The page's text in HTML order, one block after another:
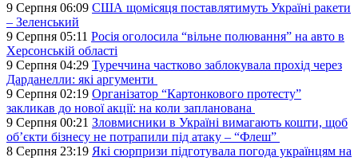
9 Серпня 06:09 США щомісяця поставлятимуть Україні ракети
– Зеленський
9 Серпня 05:11 Росія оголосила “вільне полювання” на авто в
Херсонській області
9 Серпня 04:29 Туреччина частково заблокувала прохід через
Дарданелли: які аргументи
9 Серпня 02:19 Організатор “Картонкового протесту”
закликав до нової акції: на коли запланована
9 Серпня 00:21 Зловмисники в Україні вимагають кошти, щоб
об’єкти бізнесу не потрапили під атаку – “Флеш”
8 Серпня 23:19 Які сюрпризи підготувала погода українцям на